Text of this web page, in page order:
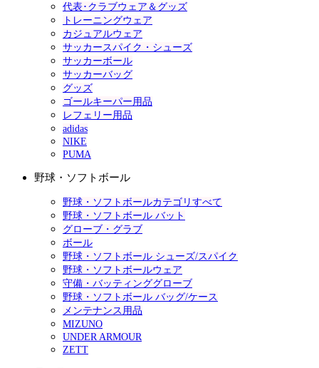
代表･クラブウェア＆グッズ
トレーニングウェア
カジュアルウェア
サッカースパイク・シューズ
サッカーボール
サッカーバッグ
グッズ
ゴールキーパー用品
レフェリー用品
adidas
NIKE
PUMA
野球・ソフトボール
野球・ソフトボールカテゴリすべて
野球・ソフトボール バット
グローブ・グラブ
ボール
野球・ソフトボール シューズ/スパイク
野球・ソフトボールウェア
守備・バッティンググローブ
野球・ソフトボール バッグ/ケース
メンテナンス用品
MIZUNO
UNDER ARMOUR
ZETT